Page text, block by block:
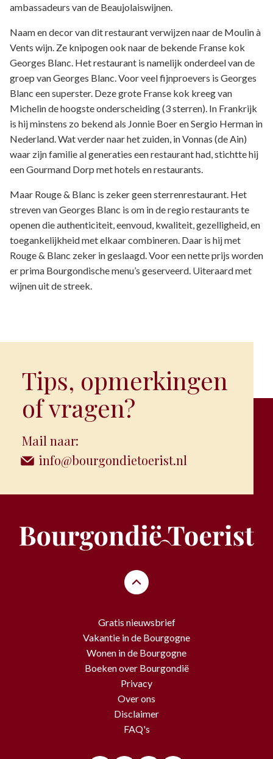
ambassadeurs van de Beaujolaiswijnen.
Naam en decor van dit restaurant verwijzen naar de Moulin à
Vents wijn. Ze knipogen ook naar de bekende Franse kok
Georges Blanc. Het restaurant is namelijk onderdeel van de
groep van Georges Blanc. Voor veel fijnproevers is Georges
Blanc een superster. Deze grote Franse kok kreeg van
Michelin de hoogste onderscheiding (3 sterren). In Frankrijk
is hij minstens zo bekend als Jonnie Boer en Sergio Herman in
Nederland. Wat verder naar het zuiden, in Vonnas (de Ain)
waar zijn familie al generaties een restaurant had, stichtte hij
een Gourmand Dorp met hotels en restaurants.
Maar Rouge & Blanc is zeker geen sterrenrestaurant. Het
streven van Georges Blanc is om in de regio restaurants te
openen die authenticiteit, eenvoud, kwaliteit, gezelligheid, en
toegankelijkheid met elkaar combineren. Daar is hij met
Rouge & Blanc zeker in geslaagd. Voor een nette prijs worden
er prima Bourgondische menu’s geserveerd. Uiteraard met
wijnen uit de streek.
Tips, opmerkingen
of vragen?
Mail naar:
info@bourgondietoerist.nl
Gratis nieuwsbrief
Vakantie in de Bourgogne
Wonen in de Bourgogne
Boeken over Bourgondië
Privacy
Over ons
Disclaimer
FAQ's